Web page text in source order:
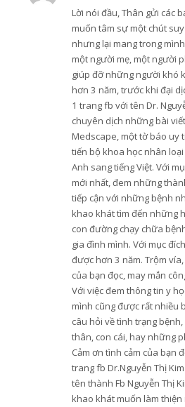
Lời nói đầu, Thân gửi các
muốn tâm sự một chút
nhưng lại mang trong
một người mẹ, một người
giúp đỡ những người khó
hơn 3 năm, trước khi đại
1 trang fb với tên Dr.
chuyên dịch những bài
Medscape, một tờ báo uy
tiến bộ khoa học nhân
Anh sang tiếng Việt. Với
mới nhất, đem những
tiếp cận với những bệnh
khao khát tìm đến những
con đường chạy chữa
gia đình mình. Với mục
được hơn 3 năm. Trộm
của bạn đọc, may mắn
Với việc đem thông tin y
mình cũng được rất nhiều
câu hỏi về tình trạng
thân, con cái, hay những
Cảm ơn tình cảm của bạn
trang fb Dr.Nguyễn Thị
tên thành Fb Nguyễn Thị
khao khát muốn làm thiện